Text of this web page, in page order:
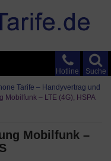
Suche
Hotline
Tarife – Handyvertrag und
Mobilfunk – LTE (4G), HSPA
Mobilfunk –